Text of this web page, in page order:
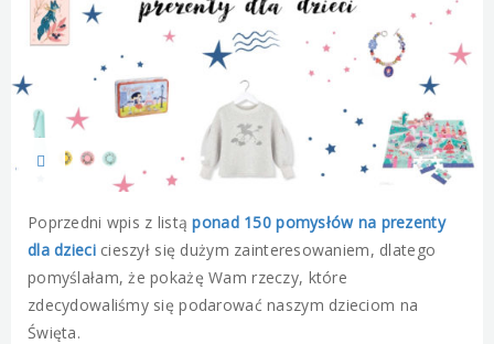
Poprzedni wpis z listąponad 150 pomysłów na prezenty
dla dzieci cieszył się dużym zainteresowaniem, dlatego
pomyślałam, że pokażę Wam rzeczy, które
zdecydowaliśmy się podarować naszym dzieciom na
Święta.